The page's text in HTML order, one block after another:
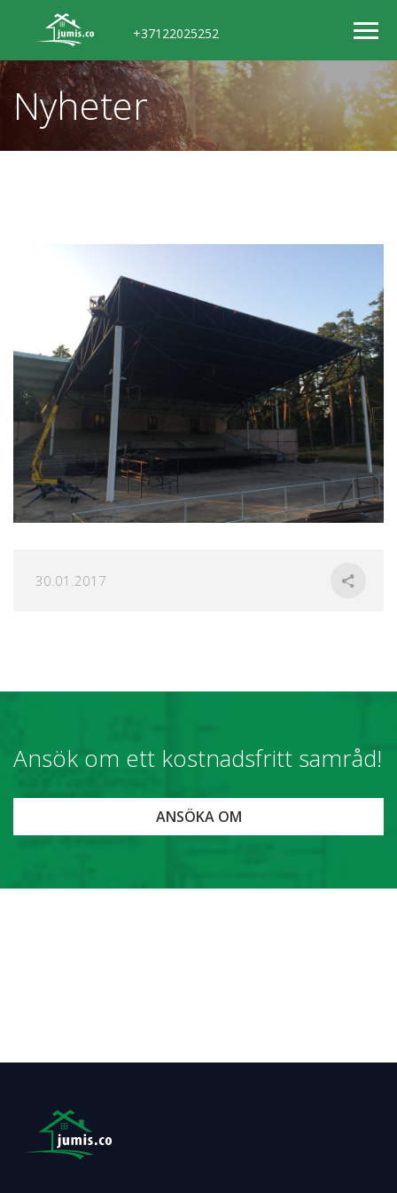
+37122025252
Nyheter
30.01.2017
Ansök om ett kostnadsfritt samråd!
ANSÖKA OM